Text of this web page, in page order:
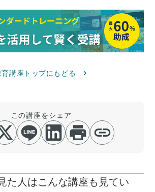
育講座トップにもどる
この講座をシェア
た人はこんな講座も見てい